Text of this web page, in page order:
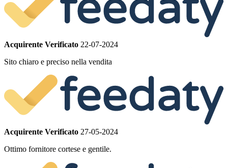
Acquirente Verificato 22-07-2024
Sito chiaro e preciso nella vendita
Acquirente Verificato 27-05-2024
Ottimo fornitore cortese e gentile.